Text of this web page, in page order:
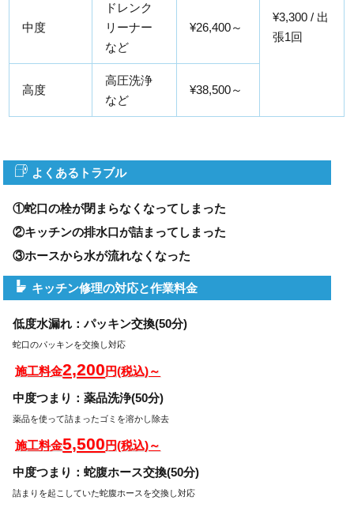
¥3,300 / 出
張1回
中度
ドレンク
リーナー
など
¥26,400～
高度
高圧洗浄
など
¥38,500～
よくあるトラブル
①蛇口の栓が閉まらなくなってしまった
②キッチンの排水口が詰まってしまった
③ホースから水が流れなくなった
キッチン修理の対応と作業料金
低度水漏れ：パッキン交換(50分)
蛇口のパッキンを交換し対応
施工料金2,200円(税込)～
中度つまり：薬品洗浄(50分)
薬品を使って詰まったゴミを溶かし除去
施工料金5,500円(税込)～
中度つまり：蛇腹ホース交換(50分)
詰まりを起こしていた蛇腹ホースを交換し対応